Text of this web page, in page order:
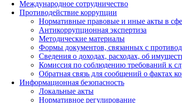
Международное сотрудничество
Противодействие коррупции
Нормативные правовые и иные акты в
Антикоррупционная экспертиза
Методические материалы
Формы документов, связанных с
Сведения о доходах, расходах, об
Комиссия по соблюдению требований к
Обратная связь для сообщений о фактах
Информационная безопасность
Локальные акты
Нормативное регулирование